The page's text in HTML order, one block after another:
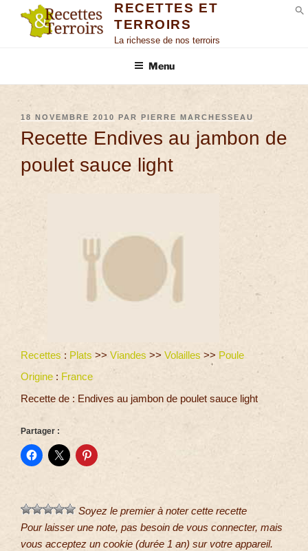
RECETTES ET
TERROIRS
La richesse de nos terroirs
Menu
18 NOVEMBRE 2010 PAR PIERRE MARCHESSEAU
Recette Endives au jambon de
poulet sauce light
Recettes : Plats >> Viandes >> Volailles >> Poule
Origine : France
Recette de : Endives au jambon de poulet sauce light
Partager :
Soyez le premier à noter cette recette
Pour laisser une note, pas besoin de vous connecter, mais
vous acceptez un cookie (durée 1 an) sur votre appareil.